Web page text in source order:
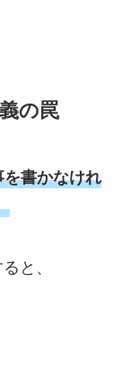
の罠
書かなけれ
と、